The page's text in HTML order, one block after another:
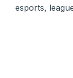
esports,